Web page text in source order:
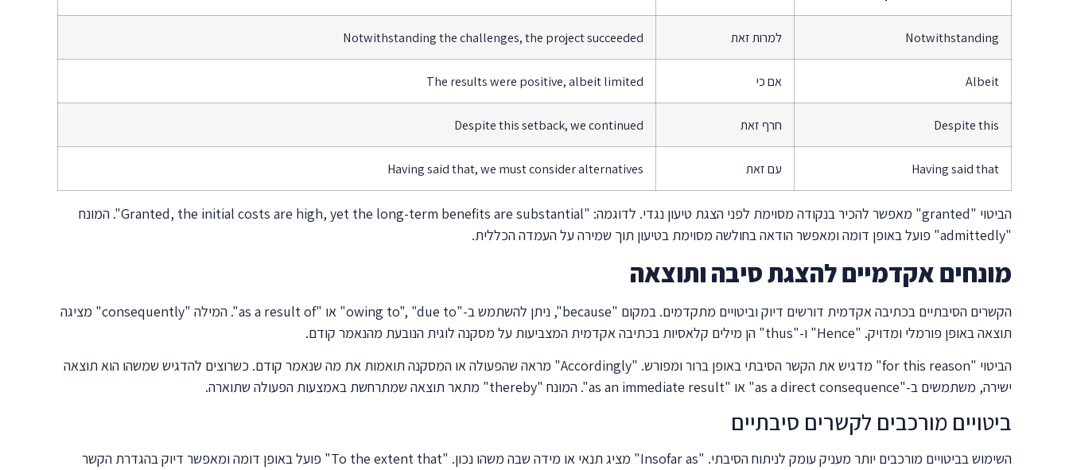
Notwithstanding למרות זאת Notwithstanding the challenges, the project succeeded
Albeit אם כי The results were positive, albeit limited
Despite this חרף זאת Despite this setback, we continued
Having said that עם זאת Having said that, we must consider alternatives
הביטוי "granted" מאפשר להכיר בנקודה מסוימת לפני הצגת טיעון נגדי. לדוגמה: "Granted, the initial costs are high, yet the long-term benefits are substantial". המונח
"admittedly" פועל באופן דומה ומאפשר הודאה בחולשה מסוימת בטיעון תוך שמירה על העמדה הכללית.
מונחים אקדמיים להצגת סיבה ותוצאה
הקשרים הסיבתיים בכתיבה אקדמית דורשים דיוק וביטויים מתקדמים. במקום "because", ניתן להשתמש ב-"owing to", "due to" או "as a result of". המילה "consequently" מציגה
תוצאה באופן פורמלי ומדויק. "Hence" ו-"thus" הן מילים קלאסיות בכתיבה אקדמית המצביעות על מסקנה לוגית הנובעת מהנאמר קודם.
הביטוי "for this reason" מדגיש את הקשר הסיבתי באופן ברור ומפורש. "Accordingly" מראה שהפעולה או המסקנה תואמות את מה שנאמר קודם. כשרוצים להדגיש שמשהו הוא תוצאה
ישירה, משתמשים ב-"as a direct consequence" או "as an immediate result". המונח "thereby" מתאר תוצאה שמתרחשת באמצעות הפעולה שתוארה.
ביטויים מורכבים לקשרים סיבתיים
השימוש בביטויים מורכבים יותר מעניק עומק לניתוח הסיבתי. "Insofar as" מציג תנאי או מידה שבה משהו נכון. "To the extent that" פועל באופן דומה ומאפשר דיוק בהגדרת הקשר